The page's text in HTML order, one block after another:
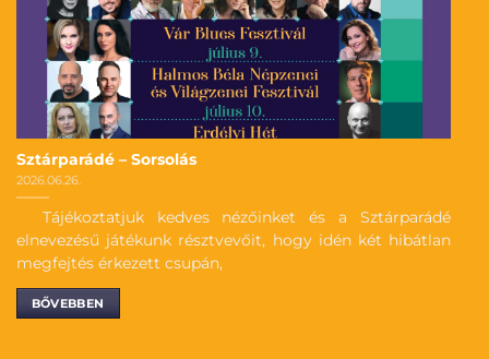
Sztárparádé – Sorsolás
2026.06.26.
Tájékoztatjuk kedves nézőinket és a Sztárparádé
elnevezésű játékunk résztvevőit, hogy idén két hibátlan
megfejtés érkezett csupán,
BŐVEBBEN